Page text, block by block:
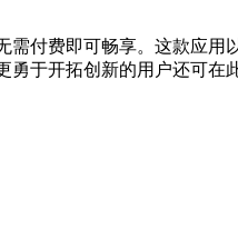
付费即可畅享。这款应
于开拓创新的用户还可